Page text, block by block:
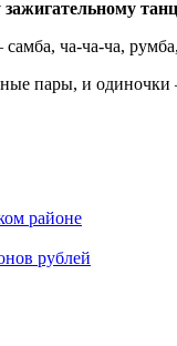
ча-ча-ча,
пары, и
районе
рублей